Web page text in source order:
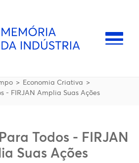
Economia Criativa
- FIRJAN Amplia Suas Ações
Todos - FIRJAN
Suas Ações